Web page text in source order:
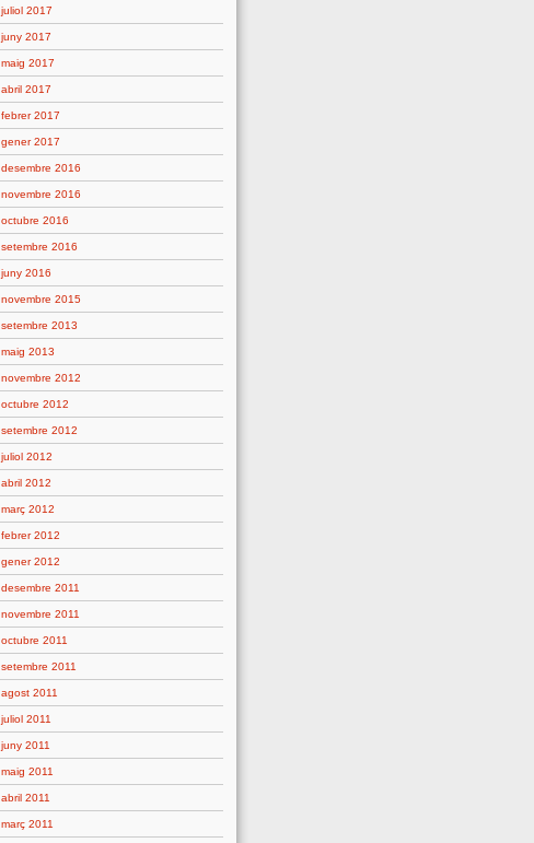
juliol 2017
juny 2017
maig 2017
abril 2017
febrer 2017
gener 2017
desembre 2016
novembre 2016
octubre 2016
setembre 2016
juny 2016
novembre 2015
setembre 2013
maig 2013
novembre 2012
octubre 2012
setembre 2012
juliol 2012
abril 2012
març 2012
febrer 2012
gener 2012
desembre 2011
novembre 2011
octubre 2011
setembre 2011
agost 2011
juliol 2011
juny 2011
maig 2011
abril 2011
març 2011